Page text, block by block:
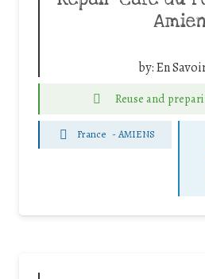
by:En
Reuse and
France -AMIENS